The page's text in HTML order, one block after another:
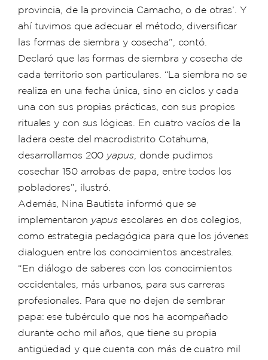
provincia, de la provincia Camacho, o de otras’. Y
ahí tuvimos que adecuar el método, diversificar
las formas de siembra y cosecha”, contó.
Declaró que las formas de siembra y cosecha de
cada territorio son particulares. “La siembra no se
realiza en una fecha única, sino en ciclos y cada
una con sus propias prácticas, con sus propios
rituales y con sus lógicas. En cuatro vacíos de la
ladera oeste del macrodistrito Cotahuma,
desarrollamos 200 yapus, donde pudimos
cosechar 150 arrobas de papa, entre todos los
pobladores”, ilustró.
Además, Nina Bautista informó que se
implementaron yapus escolares en dos colegios,
como estrategia pedagógica para que los jóvenes
dialoguen entre los conocimientos ancestrales.
“En diálogo de saberes con los conocimientos
occidentales, más urbanos, para sus carreras
profesionales. Para que no dejen de sembrar
papa: ese tubérculo que nos ha acompañado
durante ocho mil años, que tiene su propia
antigüedad y que cuenta con más de cuatro mil